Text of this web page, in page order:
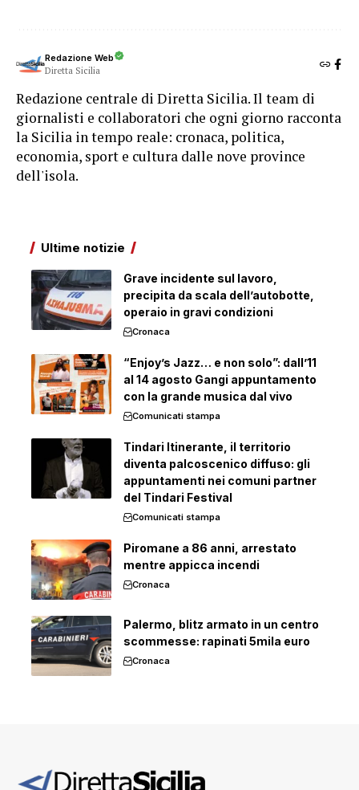
Redazione Web
Diretta Sicilia
Redazione centrale di Diretta Sicilia. Il team di
giornalisti e collaboratori che ogni giorno racconta
la Sicilia in tempo reale: cronaca, politica,
economia, sport e cultura dalle nove province
dell'isola.
Ultime notizie
Grave incidente sul lavoro,
precipita da scala dell’autobotte,
operaio in gravi condizioni
Cronaca
“Enjoy’s Jazz… e non solo”: dall’11
al 14 agosto Gangi appuntamento
con la grande musica dal vivo
Comunicati stampa
Tindari Itinerante, il territorio
diventa palcoscenico diffuso: gli
appuntamenti nei comuni partner
del Tindari Festival
Comunicati stampa
Piromane a 86 anni, arrestato
mentre appicca incendi
Cronaca
Palermo, blitz armato in un centro
scommesse: rapinati 5mila euro
Cronaca